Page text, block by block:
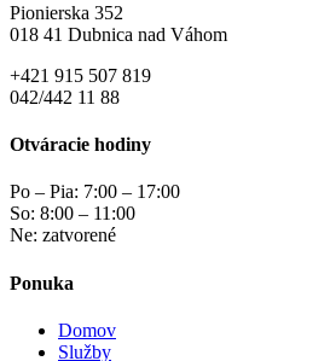
Pionierska 352
018 41 Dubnica nad Váhom
+421 915 507 819
042/442 11 88
Otváracie hodiny
Po – Pia: 7:00 – 17:00
So: 8:00 – 11:00
Ne: zatvorené
Ponuka
Domov
Služby